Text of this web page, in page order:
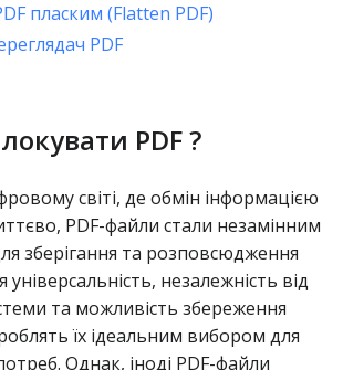
пласким (Flatten PDF)
PDF
PDF ?
світі, де обмін інформацією
PDF-файли стали незамінним
зберігання та розповсюдження
універсальність, незалежність від
та можливість збереження
їх ідеальним вибором для
Однак, іноді PDF-файли